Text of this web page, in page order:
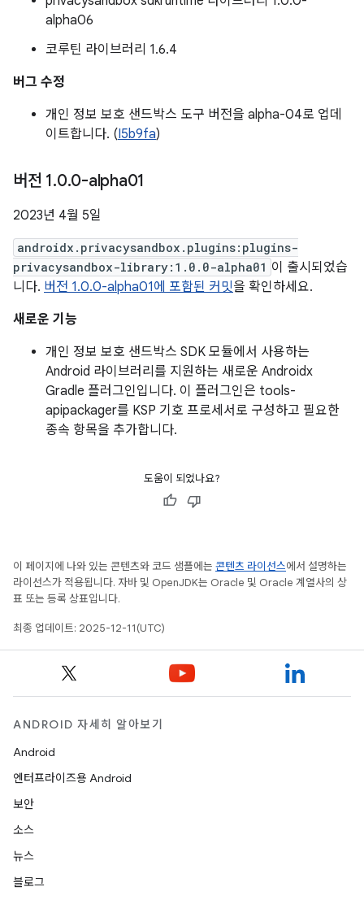
alpha06
코루틴 라이브러리 1.6.4
버그 수정
개인 정보 보호 샌드박스 도구 버전을 alpha-04로 업데
이트합니다. (I5b9fa)
버전 1.0.0-alpha01
2023년 4월 5일
androidx.privacysandbox.plugins:plugins-
privacysandbox-library:1.0.0-alpha01 이 출시되었습
니다. 버전 1.0.0-alpha01에 포함된 커밋을 확인하세요.
새로운 기능
개인 정보 보호 샌드박스 SDK 모듈에서 사용하는
Android 라이브러리를 지원하는 새로운 Androidx
Gradle 플러그인입니다. 이 플러그인은 tools-
apipackager를 KSP 기호 프로세서로 구성하고 필요한
종속 항목을 추가합니다.
도움이 되었나요?
이 페이지에 나와 있는 콘텐츠와 코드 샘플에는 콘텐츠 라이선스에서 설명하는
라이선스가 적용됩니다. 자바 및 OpenJDK는 Oracle 및 Oracle 계열사의 상
표 또는 등록 상표입니다.
최종 업데이트: 2025-12-11(UTC)
ANDROID 자세히 알아보기
Android
엔터프라이즈용 Android
보안
소스
뉴스
블로그